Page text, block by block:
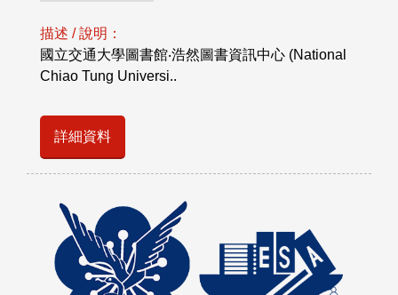
描述 / 說明：
國立交通大學圖書館‧浩然圖書資訊中心 (National
Chiao Tung Universi..
詳細資料